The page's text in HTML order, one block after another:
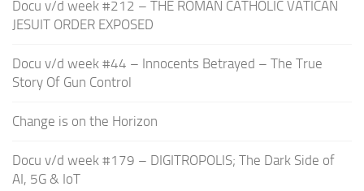
Docu v/d week #212 – THE ROMAN CATHOLIC VATICAN
JESUIT ORDER EXPOSED
Docu v/d week #44 – Innocents Betrayed – The True
Story Of Gun Control
Change is on the Horizon
Docu v/d week #179 – DIGITROPOLIS; The Dark Side of
AI, 5G & IoT